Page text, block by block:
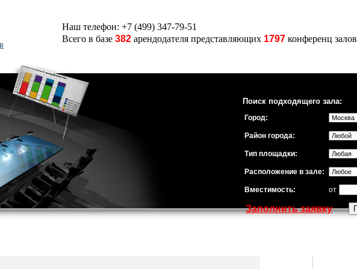
Наш телефон: +7 (499) 347-79-51
Всего в базе 382 арендодателя представляющих 1797 конференц залов
Поиск подходящего зала:
Город:
Район города:
Тип площадки:
Расположение в зале:
Вместимость: от
Заполнить заявку